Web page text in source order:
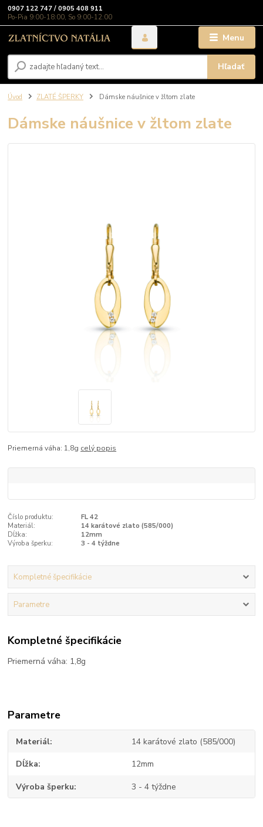
Menu
Hľadať
0907 122 747 / 0905 408 911
Po-Pia 9:00-18:00, So 9:00-12:00
Úvod ZLATÉ ŠPERKY Dámske náušnice v žltom zlate
Dámske náušnice v žltom zlate
Priemerná váha: 1,8g celý popis
Číslo produktu:
FL 42
Materiál:
14 karátové zlato (585/000)
Dĺžka:
12mm
Výroba šperku:
3 - 4 týždne
Kompletné špecifikácie
Parametre
Kompletné špecifikácie
Priemerná váha: 1,8g
Parametre
Materiál 14 karátové zlato (585/000)
Dĺžka 12mm
Výroba šperku 3 - 4 týždne